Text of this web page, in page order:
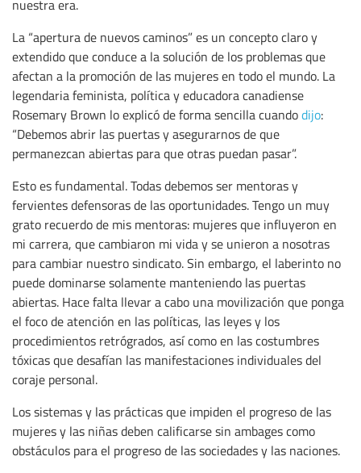
nuestra era.
La “apertura de nuevos caminos” es un concepto claro y
extendido que conduce a la solución de los problemas que
afectan a la promoción de las mujeres en todo el mundo. La
legendaria feminista, política y educadora canadiense
Rosemary Brown lo explicó de forma sencilla cuandodijo:
“Debemos abrir las puertas y asegurarnos de que
permanezcan abiertas para que otras puedan pasar”.
Esto es fundamental. Todas debemos ser mentoras y
fervientes defensoras de las oportunidades. Tengo un muy
grato recuerdo de mis mentoras: mujeres que influyeron en
mi carrera, que cambiaron mi vida y se unieron a nosotras
para cambiar nuestro sindicato. Sin embargo, el laberinto no
puede dominarse solamente manteniendo las puertas
abiertas. Hace falta llevar a cabo una movilización que ponga
el foco de atención en las políticas, las leyes y los
procedimientos retrógrados, así como en las costumbres
tóxicas que desafían las manifestaciones individuales del
coraje personal.
Los sistemas y las prácticas que impiden el progreso de las
mujeres y las niñas deben calificarse sin ambages como
obstáculos para el progreso de las sociedades y las naciones.